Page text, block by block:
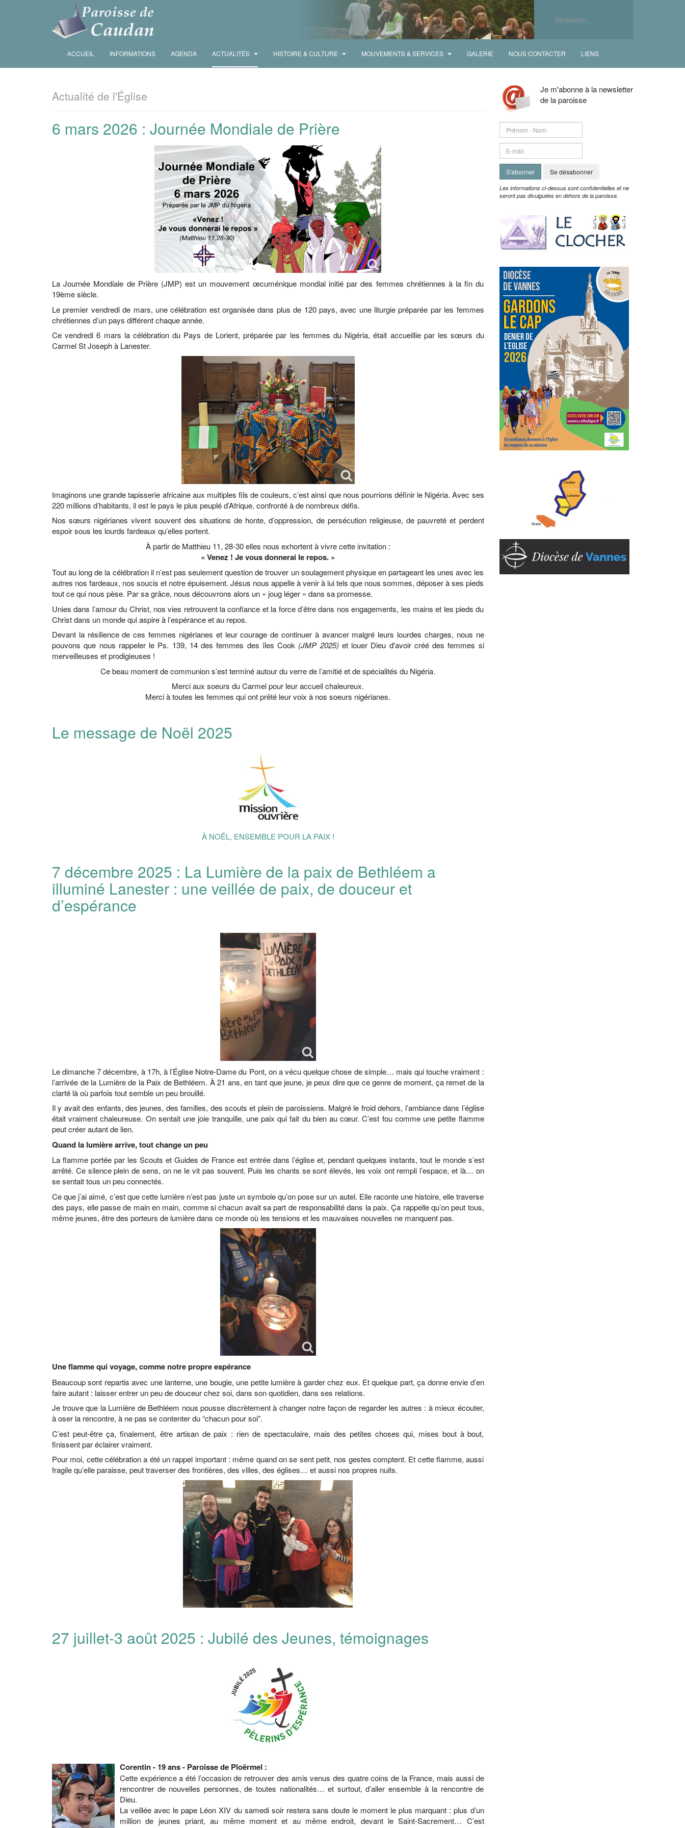
ACCUEIL INFORMATIONS AGENDA ACTUALITÉS HISTOIRE & CULTURE MOUVEMENTS & SERVICES GALERIE NOUS CONTACTER LIENS
Actualité de l'Église
6 mars 2026 : Journée Mondiale de Prière
La Journée Mondiale de Prière (JMP) est un mouvement œcuménique mondial initié par des femmes chrétiennes à la fin du
19ème siècle.
Le premier vendredi de mars, une célébration est organisée dans plus de 120 pays, avec une liturgie préparée par les femmes
chrétiennes d’un pays différent chaque année.
Ce vendredi 6 mars la célébration du Pays de Lorient, préparée par les femmes du Nigéria, était accueillie par les sœurs du
Carmel St Joseph à Lanester.
Imaginons une grande tapisserie africaine aux multiples fils de couleurs, c’est ainsi que nous pourrions définir le Nigéria. Avec ses
220 millions d’habitants, il est le pays le plus peuplé d’Afrique, confronté à de nombreux défis.
Nos sœurs nigérianes vivent souvent des situations de honte, d’oppression, de persécution religieuse, de pauvreté et perdent
espoir sous les lourds fardeaux qu’elles portent.
À partir de Matthieu 11, 28-30 elles nous exhortent à vivre cette invitation :
« Venez ! Je vous donnerai le repos. »
Tout au long de la célébration il n’est pas seulement question de trouver un soulagement physique en partageant les unes avec les
autres nos fardeaux, nos soucis et notre épuisement. Jésus nous appelle à venir à lui tels que nous sommes, déposer à ses pieds
tout ce qui nous pèse. Par sa grâce, nous découvrons alors un « joug léger » dans sa promesse.
Unies dans l’amour du Christ, nos vies retrouvent la confiance et la force d’être dans nos engagements, les mains et les pieds du
Christ dans un monde qui aspire à l’espérance et au repos.
Devant la résilience de ces femmes nigérianes et leur courage de continuer à avancer malgré leurs lourdes charges, nous ne
pouvons que nous rappeler le Ps. 139, 14 des femmes des îles Cook (JMP 2025) et louer Dieu d'avoir créé des femmes si
merveilleuses et prodigieuses !
Ce beau moment de communion s’est terminé autour du verre de l’amitié et de spécialités du Nigéria.
Merci aux soeurs du Carmel pour leur accueil chaleureux.
Merci à toutes les femmes qui ont prêté leur voix à nos soeurs nigérianes.
Le message de Noël 2025
À NOËL, ENSEMBLE POUR LA PAIX !
7 décembre 2025 : La Lumière de la paix de Bethléem a
illuminé Lanester : une veillée de paix, de douceur et
d’espérance
Le dimanche 7 décembre, à 17h, à l’Église Notre-Dame du Pont, on a vécu quelque chose de simple… mais qui touche vraiment :
l’arrivée de la Lumière de la Paix de Bethléem. À 21 ans, en tant que jeune, je peux dire que ce genre de moment, ça remet de la
clarté là où parfois tout semble un peu brouillé.
Il y avait des enfants, des jeunes, des familles, des scouts et plein de paroissiens. Malgré le froid dehors, l’ambiance dans l’église
était vraiment chaleureuse. On sentait une joie tranquille, une paix qui fait du bien au cœur. C’est fou comme une petite flamme
peut créer autant de lien.
Quand la lumière arrive, tout change un peu
La flamme portée par les Scouts et Guides de France est entrée dans l’église et, pendant quelques instants, tout le monde s’est
arrêté. Ce silence plein de sens, on ne le vit pas souvent. Puis les chants se sont élevés, les voix ont rempli l’espace, et là… on
se sentait tous un peu connectés.
Ce que j’ai aimé, c’est que cette lumière n’est pas juste un symbole qu’on pose sur un autel. Elle raconte une histoire, elle traverse
des pays, elle passe de main en main, comme si chacun avait sa part de responsabilité dans la paix. Ça rappelle qu’on peut tous,
même jeunes, être des porteurs de lumière dans ce monde où les tensions et les mauvaises nouvelles ne manquent pas.
Une flamme qui voyage, comme notre propre espérance
Beaucoup sont repartis avec une lanterne, une bougie, une petite lumière à garder chez eux. Et quelque part, ça donne envie d’en
faire autant : laisser entrer un peu de douceur chez soi, dans son quotidien, dans ses relations.
Je trouve que la Lumière de Bethléem nous pousse discrètement à changer notre façon de regarder les autres : à mieux écouter,
à oser la rencontre, à ne pas se contenter du “chacun pour soi”.
C’est peut-être ça, finalement, être artisan de paix : rien de spectaculaire, mais des petites choses qui, mises bout à bout,
finissent par éclairer vraiment.
Pour moi, cette célébration a été un rappel important : même quand on se sent petit, nos gestes comptent. Et cette flamme, aussi
fragile qu’elle paraisse, peut traverser des frontières, des villes, des églises… et aussi nos propres nuits.
27 juillet-3 août 2025 : Jubilé des Jeunes, témoignages
Corentin - 19 ans - Paroisse de Ploërmel :
Cette expérience a été l’occasion de retrouver des amis venus des quatre coins de la France, mais aussi de
rencontrer de nouvelles personnes, de toutes nationalités… et surtout, d’aller ensemble à la rencontre de
Dieu.
La veillée avec le pape Léon XIV du samedi soir restera sans doute le moment le plus marquant : plus d’un
million de jeunes priant, au même moment et au même endroit, devant le Saint-Sacrement… C’est
Je m'abonne à la newsletter
de la paroisse
S'abonner Se désabonner
Les informations ci-dessus sont confidentielles et ne
seront pas divulguées en dehors de la paroisse.